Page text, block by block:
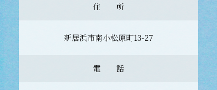
住 所
新居浜市南小松原町13-27
電 話